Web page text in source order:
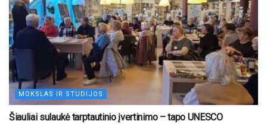
MOKSLAS IR STUDIJOS
Šiauliai sulaukė tarptautinio įvertinimo – tapo UNESCO